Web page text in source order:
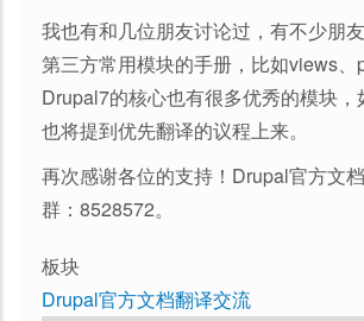
我也有和几位朋友讨论过，有不少朋
第三方常用模块的手册，比如views、
Drupal7的核心也有很多优秀的模块，
也将提到优先翻译的议程上来。
再次感谢各位的支持！Drupal官方文
群：8528572。
板块
Drupal官方文档翻译交流